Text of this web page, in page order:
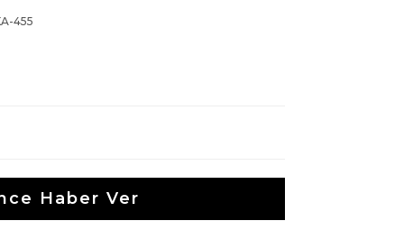
455
Haber Ver